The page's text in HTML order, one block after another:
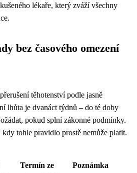
lékaře, který zváží všechny
bez časového omezení
těhotenství podle jasně
lhůta je dvanáct týdnů – do té doby
pokud splní zákonné podmínky.
tohle pravidlo prostě nemůže platit.
Termín ze
Poznámka